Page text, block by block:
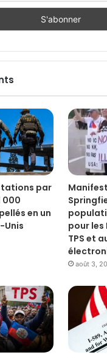
par
000
en un
Unis
pour les
TPS et
août 3,